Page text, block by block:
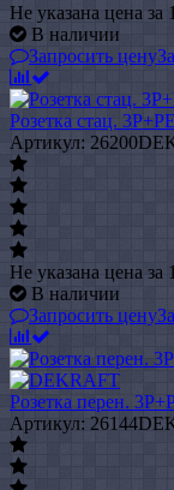
Не указана цена за 1
В наличии
Запросить цену
Розетка стац.
Артикул:
Не указана цена за 1
В наличии
Запросить цену
Розетка перен.
Артикул: